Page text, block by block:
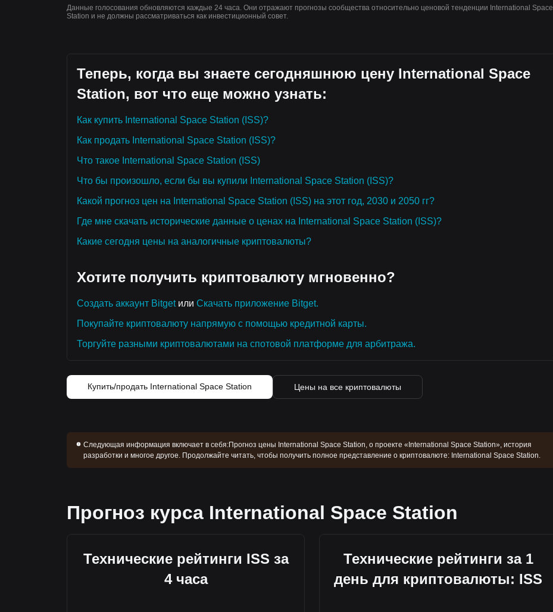
Данные голосования обновляются каждые 24 часа. Они отражают прогнозы сообщества относительно ценовой тенденции International Space
Station и не должны рассматриваться как инвестиционный совет.
Теперь, когда вы знаете сегодняшнюю цену International Space
Station, вот что еще можно узнать:
Как купить International Space Station (ISS)?
Как продать International Space Station (ISS)?
Что такое International Space Station (ISS)
Что бы произошло, если бы вы купили International Space Station (ISS)?
Какой прогноз цен на International Space Station (ISS) на этот год, 2030 и 2050 гг?
Где мне скачать исторические данные о ценах на International Space Station (ISS)?
Какие сегодня цены на аналогичные криптовалюты?
Хотите получить криптовалюту мгновенно?
Создать аккаунт Bitgetили Скачать приложение Bitget.
Покупайте криптовалюту напрямую с помощью кредитной карты.
Торгуйте разными криптовалютами на спотовой платформе для арбитража.
Купить/продать International Space Station Цены на все криптовалюты
Следующая информация включает в себя:Прогноз цены International Space Station, о проекте «International Space Station», история
разработки и многое другое. Продолжайте читать, чтобы получить полное представление о криптовалюте: International Space Station.
Прогноз курса International Space Station
Технические рейтинги ISS за
4 часа
Технические рейтинги за 1
день для криптовалюты: ISS